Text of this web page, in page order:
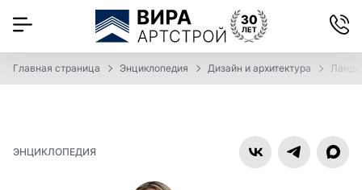
Главная страница Энциклопедия Дизайн и архитектура
ЭНЦИКЛОПЕДИЯ